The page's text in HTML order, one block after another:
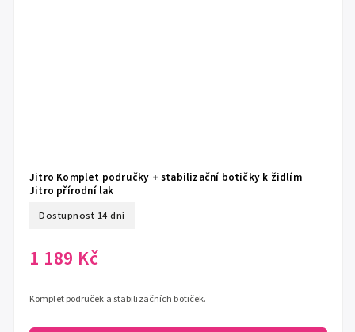
Jitro Komplet područky + stabilizační botičky k židlím
Jitro přírodní lak
Dostupnost 14 dní
1 189 Kč
Komplet područek a stabilizačních botiček.